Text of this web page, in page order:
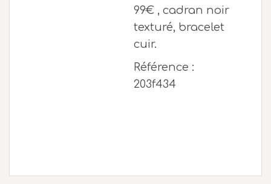
99€ , cadran noir
texturé, bracelet
cuir.
Référence :
203f434